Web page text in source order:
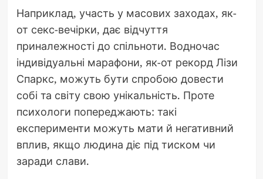
Наприклад, участь у масових заходах, як-
от секс-вечірки, дає відчуття
приналежності до спільноти. Водночас
індивідуальні марафони, як-от рекорд Лізи
Спаркс, можуть бути спробою довести
собі та світу свою унікальність. Проте
психологи попереджають: такі
експерименти можуть мати й негативний
вплив, якщо людина діє під тиском чи
заради слави.